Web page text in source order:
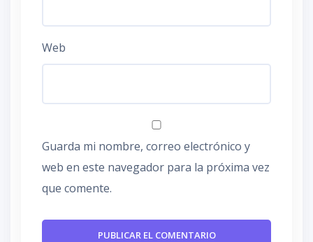
Web
Guarda mi nombre, correo electrónico y
web en este navegador para la próxima vez
que comente.